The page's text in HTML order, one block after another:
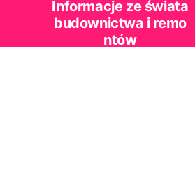
Informacje ze świata
budownictwa i remo
ntów